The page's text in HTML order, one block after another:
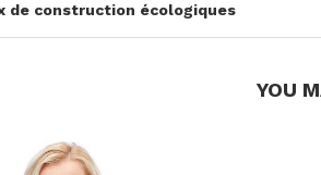
de construction écologiques
YOU